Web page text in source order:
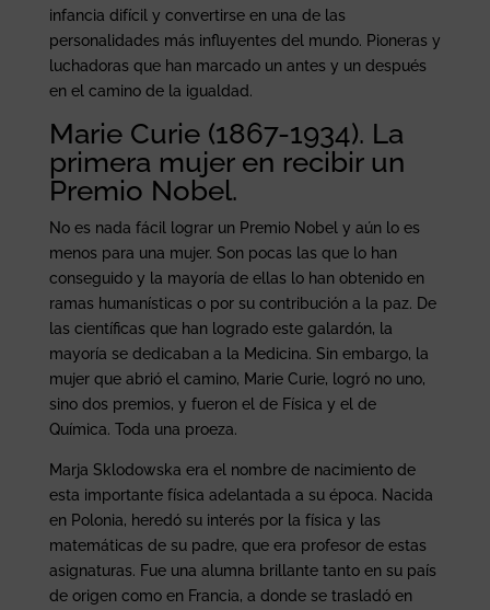
infancia difícil y convertirse en una de las
personalidades más influyentes del mundo. Pioneras y
luchadoras que han marcado un antes y un después
en el camino de la igualdad.
Marie Curie (1867-1934). La
primera mujer en recibir un
Premio Nobel.
No es nada fácil lograr un Premio Nobel y aún lo es
menos para una mujer. Son pocas las que lo han
conseguido y la mayoría de ellas lo han obtenido en
ramas humanísticas o por su contribución a la paz. De
las científicas que han logrado este galardón, la
mayoría se dedicaban a la Medicina. Sin embargo, la
mujer que abrió el camino, Marie Curie, logró no uno,
sino dos premios, y fueron el de Física y el de
Química. Toda una proeza.
Marja Sklodowska era el nombre de nacimiento de
esta importante física adelantada a su época. Nacida
en Polonia, heredó su interés por la física y las
matemáticas de su padre, que era profesor de estas
asignaturas. Fue una alumna brillante tanto en su país
de origen como en Francia, a donde se trasladó en